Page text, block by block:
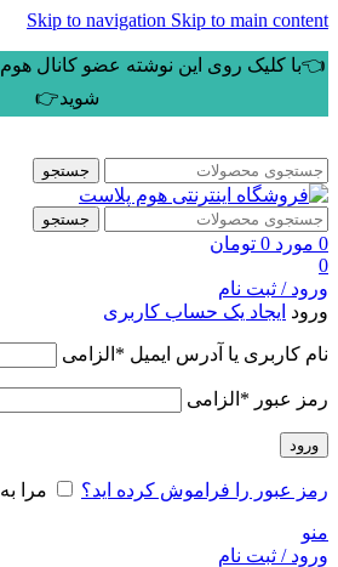
Skip to navigation Skip to main content
👈با کلیک روی این نوشته عضو کانال
شوید👉
جستجو
جستجو
0 مورد 0 تومان
0
ورود / ثبت نام
ورود ایجاد یک حساب کاربری
نام کاربری یا آدرس ایمیل * الزامی
رمز عبور * الزامی
ورود
رمز عبور را فراموش کرده اید؟ مرا
منو
ورود / ثبت نام